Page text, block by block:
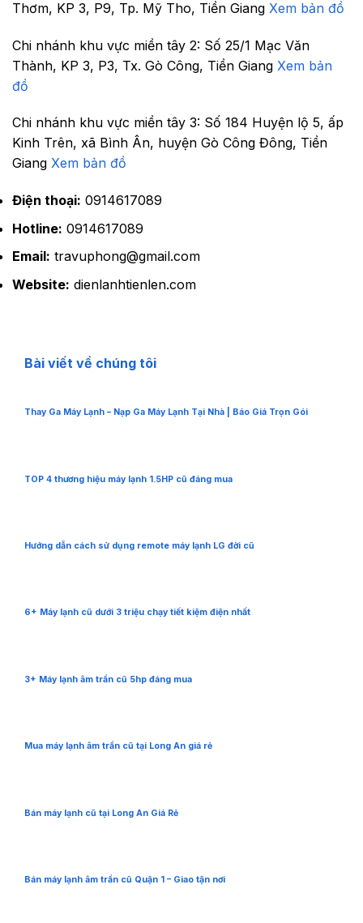
Thơm, KP 3, P9, Tp. Mỹ Tho, Tiền Giang Xem bản đồ
Chi nhánh khu vực miền tây 2: Số 25/1 Mạc Văn
Thành, KP 3, P3, Tx. Gò Công, Tiền Giang Xem bản
đồ
Chi nhánh khu vực miền tây 3: Số 184 Huyện lộ 5, ấp
Kinh Trên, xã Bình Ân, huyện Gò Công Đông, Tiền
Giang Xem bản đồ
Điện thoại: 0914617089
Hotline: 0914617089
Email: travuphong@gmail.com
Website: dienlanhtienlen.com
Bài viết về chúng tôi
Thay Ga Máy Lạnh – Nạp Ga Máy Lạnh Tại Nhà | Báo Giá Trọn Gói
TOP 4 thương hiệu máy lạnh 1.5HP cũ đáng mua
Hướng dẫn cách sử dụng remote máy lạnh LG đời cũ
6+ Máy lạnh cũ dưới 3 triệu chạy tiết kiệm điện nhất
3+ Máy lạnh âm trần cũ 5hp đáng mua
Mua máy lạnh âm trần cũ tại Long An giá rẻ
Bán máy lạnh cũ tại Long An Giá Rẻ
Bán máy lạnh âm trần cũ Quận 1 – Giao tận nơi